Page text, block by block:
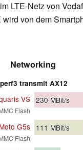
LTE-Netz von
wird von dem
Networking
transmit AX12
VS
Flash
230 MBit/s
G5s
Flash
111 MBit/s